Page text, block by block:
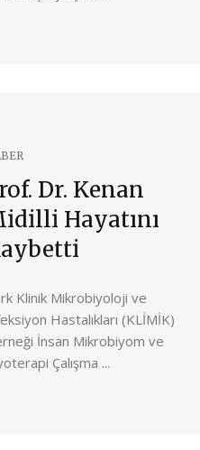
Dr. Kenan
Hayatını
Klinik Mikrobiyoloji ve
Hastalıkları (KLİMİK)
İnsan Mikrobiyom ve
Çalışma ...